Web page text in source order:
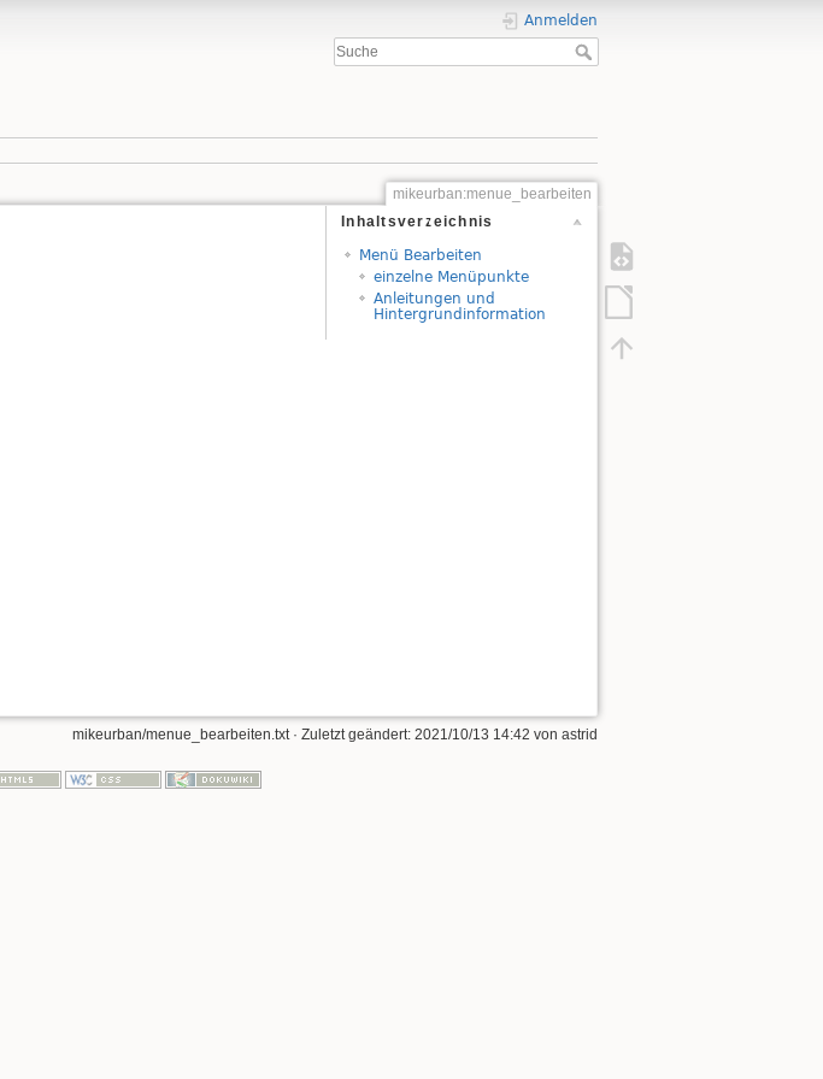
Anmelden
mikeurban:menue_bearbeiten
Inhaltsverzeichnis
Menü Bearbeiten
einzelne Menüpunkte
Anleitungen und
Hintergrundinformation
mikeurban/menue_bearbeiten.txt· Zuletzt geändert: 2021/10/13 14:42 von astrid